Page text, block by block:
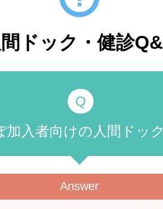
間ドック・健診
加入者向けの人間ドッ
Answer